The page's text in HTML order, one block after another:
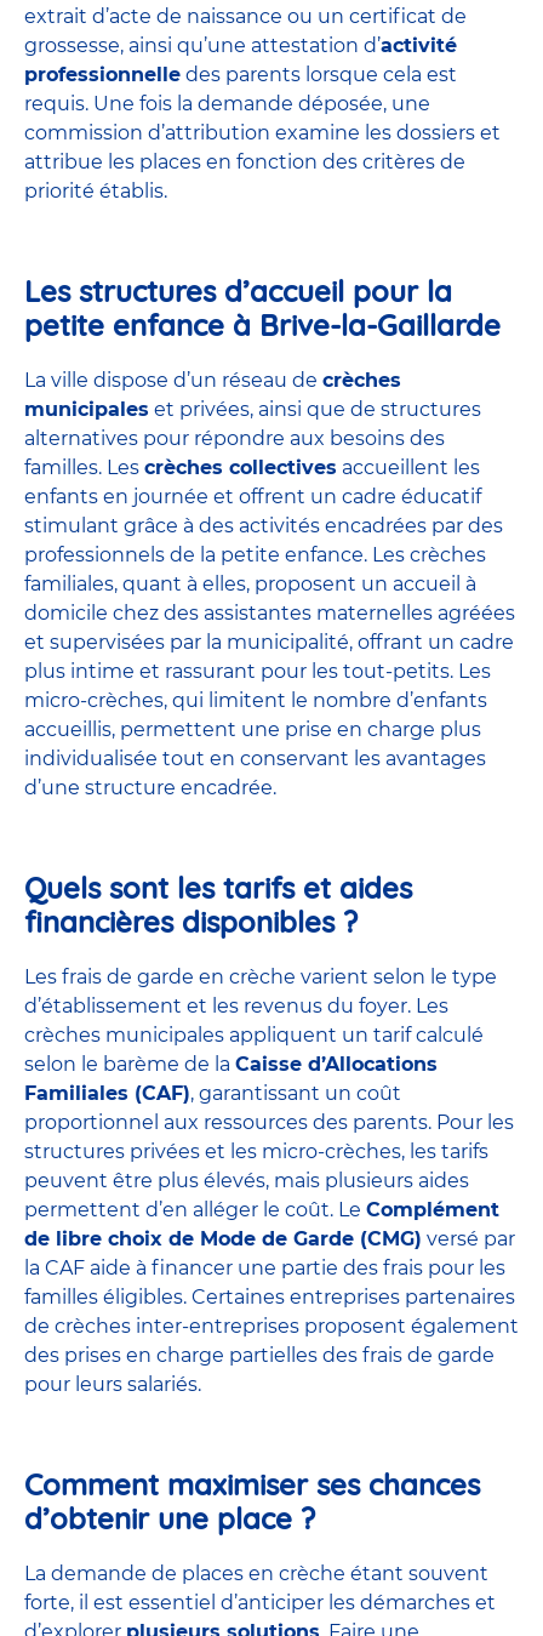
extrait d’acte de naissance ou un certificat de
grossesse, ainsi qu’une attestation d’activité
professionnelle des parents lorsque cela est
requis. Une fois la demande déposée, une
commission d’attribution examine les dossiers et
attribue les places en fonction des critères de
priorité établis.
Les structures d’accueil pour la
petite enfance à Brive-la-Gaillarde
La ville dispose d’un réseau de crèches
municipales et privées, ainsi que de structures
alternatives pour répondre aux besoins des
familles. Les crèches collectives accueillent les
enfants en journée et offrent un cadre éducatif
stimulant grâce à des activités encadrées par des
professionnels de la petite enfance. Les crèches
familiales, quant à elles, proposent un accueil à
domicile chez des assistantes maternelles agréées
et supervisées par la municipalité, offrant un cadre
plus intime et rassurant pour les tout-petits. Les
micro-crèches, qui limitent le nombre d’enfants
accueillis, permettent une prise en charge plus
individualisée tout en conservant les avantages
d’une structure encadrée.
Quels sont les tarifs et aides
financières disponibles ?
Les frais de garde en crèche varient selon le type
d’établissement et les revenus du foyer. Les
crèches municipales appliquent un tarif calculé
selon le barème de la Caisse d’Allocations
Familiales (CAF), garantissant un coût
proportionnel aux ressources des parents. Pour les
structures privées et les micro-crèches, les tarifs
peuvent être plus élevés, mais plusieurs aides
permettent d’en alléger le coût. Le Complément
de libre choix de Mode de Garde (CMG) versé par
la CAF aide à financer une partie des frais pour les
familles éligibles. Certaines entreprises partenaires
de crèches inter-entreprises proposent également
des prises en charge partielles des frais de garde
pour leurs salariés.
Comment maximiser ses chances
d’obtenir une place ?
La demande de places en crèche étant souvent
forte, il est essentiel d’anticiper les démarches et
d’explorer plusieurs solutions . Faire une